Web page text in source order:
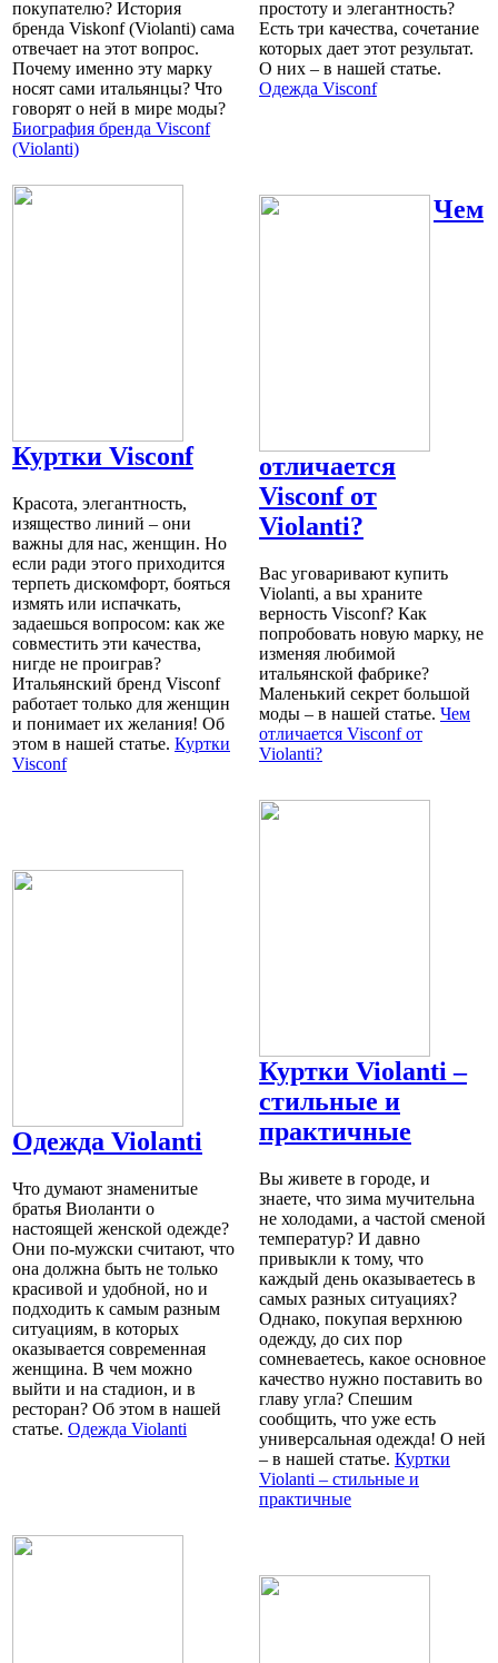
покупателю? История
бренда Viskonf (Violanti) сама
отвечает на этот вопрос.
Почему именно эту марку
носят сами итальянцы? Что
говорят о ней в мире моды?
Биография бренда Visconf
(Violanti)
простоту и элегантность?
Есть три качества, сочетание
которых дает этот результат.
О них – в нашей статье.
Одежда Visconf
Куртки Visconf
Красота, элегантность,
изящество линий – они
важны для нас, женщин. Но
если ради этого приходится
терпеть дискомфорт, бояться
измять или испачкать,
задаешься вопросом: как же
совместить эти качества,
нигде не проиграв?
Итальянский бренд Visconf
работает только для женщин
и понимает их желания! Об
этом в нашей статье. Куртки
Visconf
Чем
отличается
Visconf от
Violanti?
Вас уговаривают купить
Violanti, а вы храните
верность Visconf? Как
попробовать новую марку, не
изменяя любимой
итальянской фабрике?
Маленький секрет большой
моды – в нашей статье. Чем
отличается Visconf от
Violanti?
Одежда Violanti
Что думают знаменитые
братья Виоланти о
настоящей женской одежде?
Они по-мужски считают, что
она должна быть не только
красивой и удобной, но и
подходить к самым разным
ситуациям, в которых
оказывается современная
женщина. В чем можно
выйти и на стадион, и в
ресторан? Об этом в нашей
статье. Одежда Violanti
Куртки Violanti –
стильные и
практичные
Вы живете в городе, и
знаете, что зима мучительна
не холодами, а частой сменой
температур? И давно
привыкли к тому, что
каждый день оказываетесь в
самых разных ситуациях?
Однако, покупая верхнюю
одежду, до сих пор
сомневаетесь, какое основное
качество нужно поставить во
главу угла? Спешим
сообщить, что уже есть
универсальная одежда! О ней
– в нашей статье. Куртки
Violanti – стильные и
практичные